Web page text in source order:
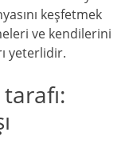
keşfetmek
ve kendilerini
yeterlidir.